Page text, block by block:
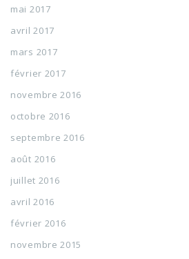
mai 2017
avril 2017
mars 2017
février 2017
novembre 2016
octobre 2016
septembre 2016
août 2016
juillet 2016
avril 2016
février 2016
novembre 2015